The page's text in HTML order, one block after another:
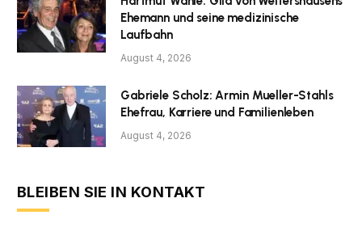
Ehemann und seine medizinische
Laufbahn
August 4, 2026
Gabriele Scholz: Armin Mueller-Stahls
Ehefrau, Karriere und Familienleben
August 4, 2026
BLEIBEN SIE IN KONTAKT